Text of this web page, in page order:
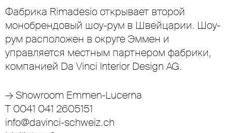
Фабрика Rimadesio открывает второй
монобрендовый шоу-рум в Швейцарии. Шоу-
рум расположен в округе Эммен и
управляется местным партнером фабрики,
компанией Da Vinci Interior Design AG.
→Showroom Emmen-Lucerna
T 0041 041 2605151
info@davinci-schweiz.ch